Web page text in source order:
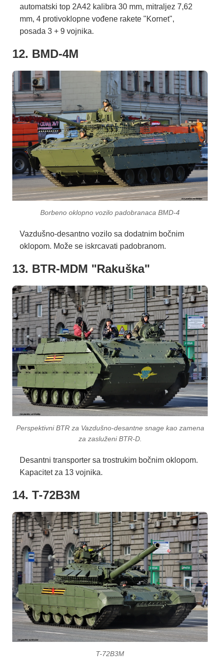
automatski top 2A42 kalibra 30 mm, mitraljez 7,62
mm, 4 protivoklopne vođene rakete "Kornet",
posada 3 + 9 vojnika.
12. BMD-4M
Borbeno oklopno vozilo padobranaca BMD-4
Vazdušno-desantno vozilo sa dodatnim bočnim
oklopom. Može se iskrcavati padobranom.
13. BTR-MDM "Rakuška"
Perspektivni BTR za Vazdušno-desantne snage kao zamena
za zasluženi BTR-D.
Desantni transporter sa trostrukim bočnim oklopom.
Kapacitet za 13 vojnika.
14. T-72B3M
T-72B3M